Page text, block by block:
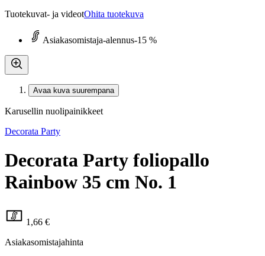
Tuotekuvat- ja videotOhita tuotekuva
Asiakasomistaja-alennus-15 %
Avaa kuva suurempana
Karusellin nuolipainikkeet
Decorata Party
Decorata Party foliopallo
Rainbow 35 cm No. 1
1,66 €
Asiakasomistajahinta